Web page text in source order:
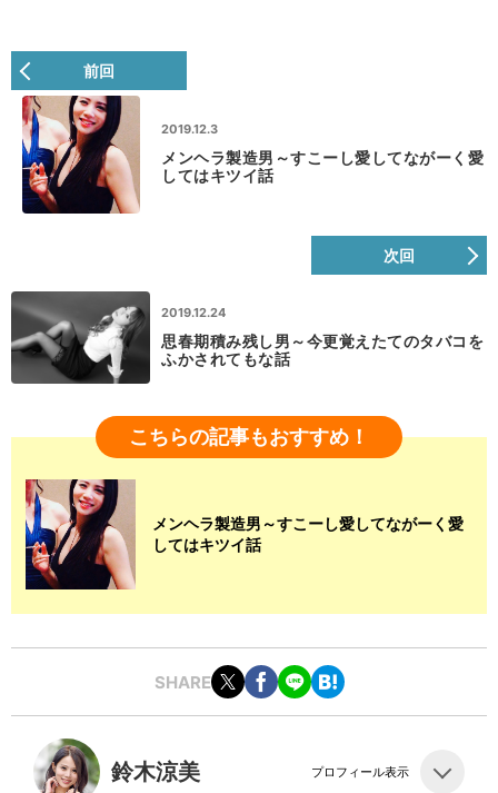
前回
2019.12.3
メンヘラ製造男～すこーし愛してながーく愛
してはキツイ話
次回
2019.12.24
思春期積み残し男～今更覚えたてのタバコを
ふかされてもな話
こちらの記事もおすすめ！
メンヘラ製造男～すこーし愛してながーく愛
してはキツイ話
SHARE
鈴木涼美 プロフィール表示